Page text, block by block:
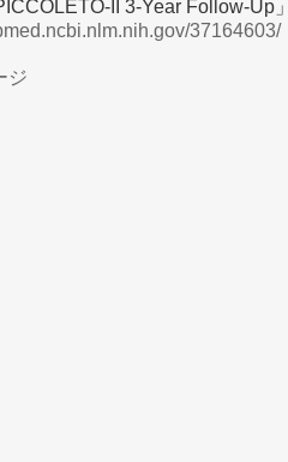
II 3-Year Follow-Up
37164603/
ジ